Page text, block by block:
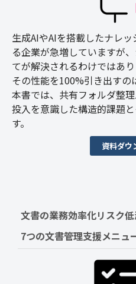
生成AIやAIを搭載したナレ
る企業が急増していますが
てが解決されるわけではあり
その性能を100%引き出すの
本書では、共有フォルダ整
投入を意識した構造的課題
す。
資料ダウ
文書の業務効率化リスク
7つの文書管理支援メニュ